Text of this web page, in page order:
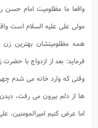
واقعا ما مظلومیت امام حسن
مولی علی علیه السلام است
همه مظلومیتشان بهترین
فرماید: بعد از ازدواج با
وقتی که وارد خانه می شدم
ها از دلم بیرون می رفت،
اما عرض کنیم امیرالمومنین،